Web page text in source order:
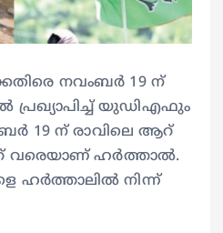
നവംബർ 19 ന്
പ്രഖ്യാപിച്ച് യുഡിഎഫും
19 ന് രാവിലെ ആറ്
വരെയാണ് ഹർത്താൽ.
ഹർത്താലിൽ നിന്ന്